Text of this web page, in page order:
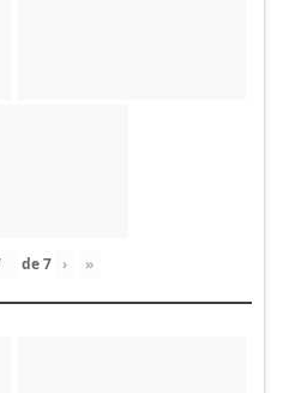
de7 › »